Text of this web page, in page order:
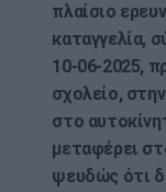
πλαίσιο
καταγγελία,
10-06-2025,
σχολείο,
στο
μεταφέρει
ψευδώς ότι